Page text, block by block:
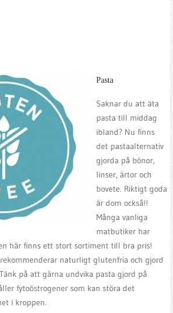
Pasta
Saknar du att äta
pasta till middag
ibland? Nu finns
det pastaalternativ
gjorda på bönor,
linser, ärtor och
bovete. Riktigt goda
är dom också!!
Många vanliga
matbutiker har
här finns ett stort sortiment till bra pris!
naturligt glutenfria och gjord
på att gärna undvika pasta gjord på
fytoöstrogener som kan störa det
i kroppen.